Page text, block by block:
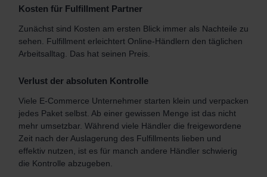
Kosten für Fulfillment Partner
Zunächst sind Kosten am ersten Blick immer als Nachteile zu
sehen. Fulfillment erleichtert Online-Händlern den täglichen
Arbeitsalltag. Das hat seinen Preis.
Verlust der absoluten Kontrolle
Viele E-Commerce Unternehmer starten klein und verpacken
jedes Paket selbst. Ab einer gewissen Menge ist das nicht
mehr umsetzbar. Während viele Händler die freigewordene
Zeit nach der Auslagerung des Fulfillments lieben und
effektiv nutzen, ist es für manch andere Händler schwierig
die Kontrolle abzugeben.